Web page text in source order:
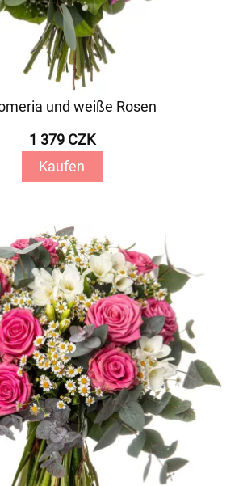
und weiße Rosen
1 379 CZK
Kaufen